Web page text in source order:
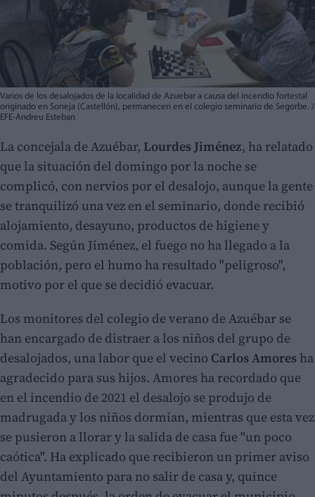
Varios de los desalojados de la localidad de Azuebar a causa del incendio fortestal
originado en Soneja (Castellón), permanecen en el colegio seminario de Segorbe. /
EFE-Andreu Esteban
La concejala de Azuébar, Lourdes Jiménez, ha relatado
que la situación del domingo por la noche se
complicó, con nervios por el desalojo, aunque la gente
se tranquilizó una vez en el seminario, donde recibió
alojamiento, desayuno, productos de higiene y
comida. Según Jiménez, el fuego no ha llegado a la
población, pero el humo ha resultado "peligroso",
motivo por el que se decidió evacuar.
Los monitores del colegio de verano de Azuébar se
han encargado de distraer a los niños del grupo de
desalojados, una labor que el vecino Carlos Amores ha
agradecido para sus hijos. Amores ha recordado que
en el incendio de 2021 el desalojo se produjo de
madrugada y los niños dormían, mientras que esta vez
se pusieron a llorar y la salida de casa fue "un poco
caótica". Ha explicado que recibieron un primer aviso
del Ayuntamiento para no salir de casa y, quince